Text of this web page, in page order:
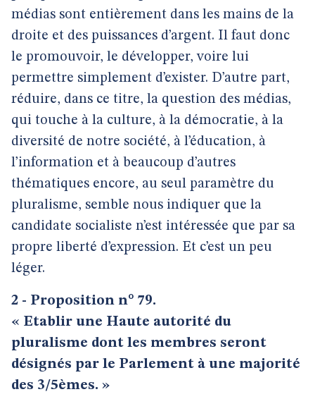
médias sont entièrement dans les mains de la
droite et des puissances d’argent. Il faut donc
le promouvoir, le développer, voire lui
permettre simplement d’exister. D’autre part,
réduire, dans ce titre, la question des médias,
qui touche à la culture, à la démocratie, à la
diversité de notre société, à l’éducation, à
l’information et à beaucoup d’autres
thématiques encore, au seul paramètre du
pluralisme, semble nous indiquer que la
candidate socialiste n’est intéressée que par sa
propre liberté d’expression. Et c’est un peu
léger.
2 - Proposition n° 79.
« Etablir une Haute autorité du
pluralisme dont les membres seront
désignés par le Parlement à une majorité
des 3/5èmes. »